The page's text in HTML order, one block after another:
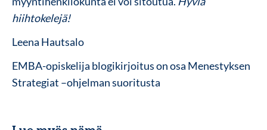
hiihtokelejä!
Leena Hautsalo
EMBA-opiskelija blogikirjoitus on osa Menestyksen
Strategiat –ohjelman suoritusta